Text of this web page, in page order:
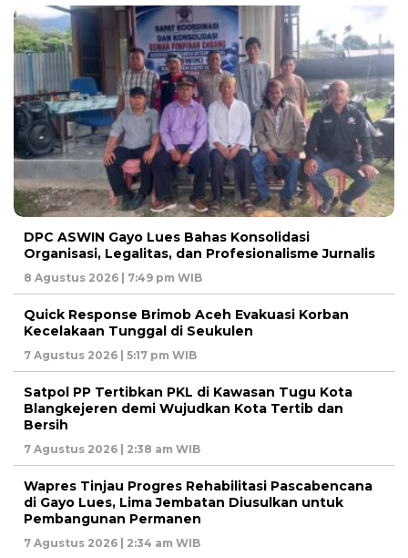
DPC ASWIN Gayo Lues Bahas Konsolidasi
Organisasi, Legalitas, dan Profesionalisme Jurnalis
8 Agustus 2026 | 7:49 pm WIB
Quick Response Brimob Aceh Evakuasi Korban
Kecelakaan Tunggal di Seukulen
7 Agustus 2026 | 5:17 pm WIB
Satpol PP Tertibkan PKL di Kawasan Tugu Kota
Blangkejeren demi Wujudkan Kota Tertib dan
Bersih
7 Agustus 2026 | 2:38 am WIB
Wapres Tinjau Progres Rehabilitasi Pascabencana
di Gayo Lues, Lima Jembatan Diusulkan untuk
Pembangunan Permanen
7 Agustus 2026 | 2:34 am WIB